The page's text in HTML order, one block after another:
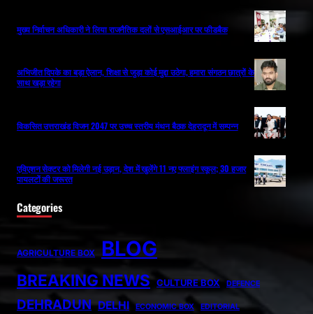
मुख्य निर्वाचन अधिकारी ने लिया राजनैतिक दलों से एसआईआर पर फीडबैक
अभिजीत दिपके का बड़ा ऐलान, शिक्षा से जुड़ा कोई मुद्दा उठेगा, हमारा संगठन छात्रों के
साथ खड़ा रहेगा
विकसित उत्तराखंड विजन 2047 पर उच्च स्तरीय मंथन बैठक देहरादून में सम्पन्न
एविएशन सेक्टर को मिलेगी नई उड़ान, देश में खुलेंगे 11 नए फ्लाइंग स्कूल; 30 हजार
पायलटों की जरूरत
Categories
AGRICULTURE BOX BLOG
BREAKING NEWS CULTURE BOX DEFENCE
DEHRADUN DELHI ECONOMIC BOX EDITORIAL